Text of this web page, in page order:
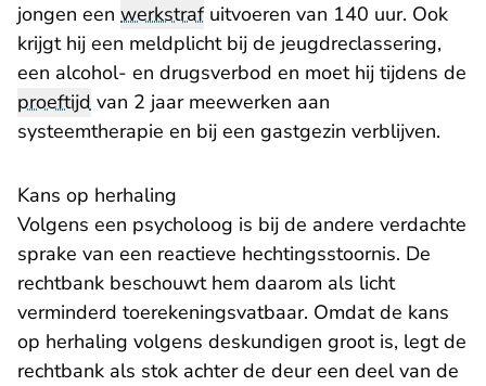
jongen een werkstrafuitvoeren van 140 uur. Ook
krijgt hij een meldplicht bij de jeugdreclassering,
een alcohol- en drugsverbod en moet hij tijdens de
proeftijd van 2 jaar meewerken aan
systeemtherapie en bij een gastgezin verblijven.
Kans op herhaling
Volgens een psycholoog is bij de andere verdachte
sprake van een reactieve hechtingsstoornis. De
rechtbank beschouwt hem daarom als licht
verminderd toerekeningsvatbaar. Omdat de kans
op herhaling volgens deskundigen groot is, legt de
rechtbank als stok achter de deur een deel van de